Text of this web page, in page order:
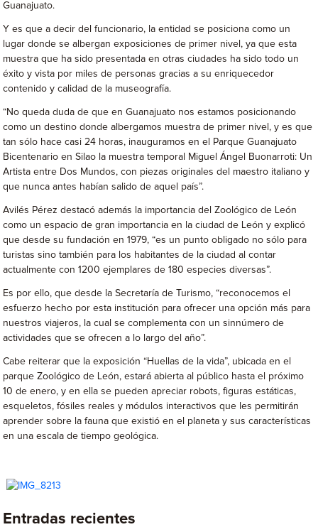
Guanajuato.
Y es que a decir del funcionario, la entidad se posiciona como un
lugar donde se albergan exposiciones de primer nivel, ya que esta
muestra que ha sido presentada en otras ciudades ha sido todo un
éxito y vista por miles de personas gracias a su enriquecedor
contenido y calidad de la museografía.
“No queda duda de que en Guanajuato nos estamos posicionando
como un destino donde albergamos muestra de primer nivel, y es que
tan sólo hace casi 24 horas, inauguramos en el Parque Guanajuato
Bicentenario en Silao la muestra temporal Miguel Ángel Buonarroti: Un
Artista entre Dos Mundos, con piezas originales del maestro italiano y
que nunca antes habían salido de aquel país”.
Avilés Pérez destacó además la importancia del Zoológico de León
como un espacio de gran importancia en la ciudad de León y explicó
que desde su fundación en 1979, “es un punto obligado no sólo para
turistas sino también para los habitantes de la ciudad al contar
actualmente con 1200 ejemplares de 180 especies diversas”.
Es por ello, que desde la Secretaría de Turismo, “reconocemos el
esfuerzo hecho por esta institución para ofrecer una opción más para
nuestros viajeros, la cual se complementa con un sinnúmero de
actividades que se ofrecen a lo largo del año”.
Cabe reiterar que la exposición “Huellas de la vida”, ubicada en el
parque Zoológico de León, estará abierta al público hasta el próximo
10 de enero, y en ella se pueden apreciar robots, figuras estáticas,
esqueletos, fósiles reales y módulos interactivos que les permitirán
aprender sobre la fauna que existió en el planeta y sus características
en una escala de tiempo geológica.
Entradas recientes